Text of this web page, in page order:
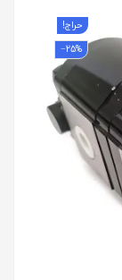
حراج!
‎−25%